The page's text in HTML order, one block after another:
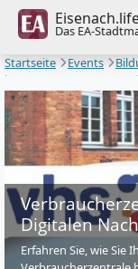
Das EA-
Startseite
Events
berät: Accounts & Co. -
Digitalen
Erfahren Sie, wie Sie